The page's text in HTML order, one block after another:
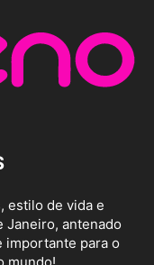
estilo de vida e
Janeiro, antenado
importante para o